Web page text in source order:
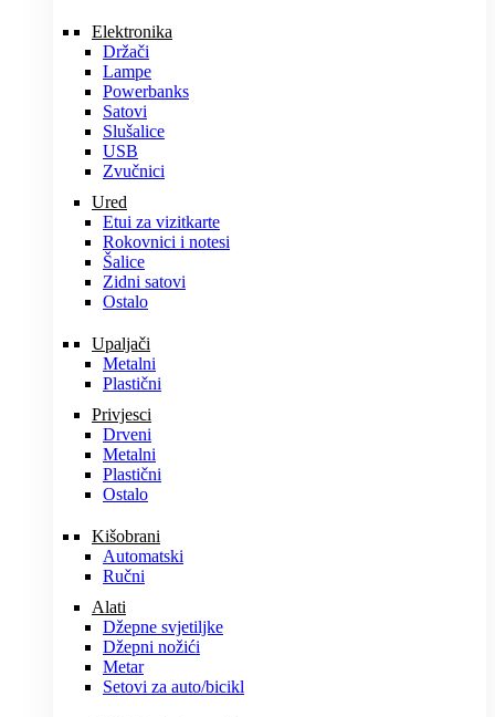
Elektronika
Držači
Lampe
Powerbanks
Satovi
Slušalice
USB
Zvučnici
Ured
Etui za vizitkarte
Rokovnici i notesi
Šalice
Zidni satovi
Ostalo
Upaljači
Metalni
Plastični
Privjesci
Drveni
Metalni
Plastični
Ostalo
Kišobrani
Automatski
Ručni
Alati
Džepne svjetiljke
Džepni nožići
Metar
Setovi za auto/bicikl